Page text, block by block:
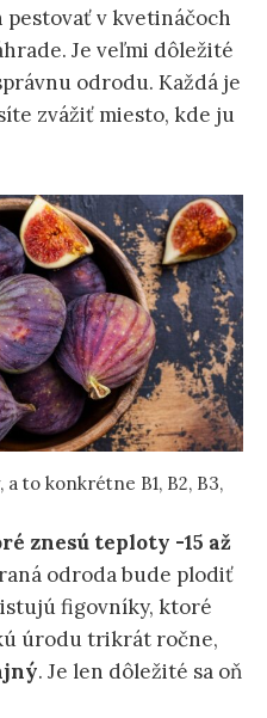
pestovať v kvetináčoch
Je veľmi dôležité
odrodu. Každá je
zvážiť miesto, kde ju
to konkrétne B1, B2, B3,
znesú teploty -15 až
odroda bude plodiť
figovníky, ktoré
úrodu trikrát ročne,
. Je len dôležité sa oň